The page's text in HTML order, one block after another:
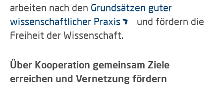
arbeiten nach den Grundsätzen guter
wissenschaftlicher Praxis
und fördern die
Freiheit der Wissenschaft.
Über Kooperation gemeinsam Ziele
erreichen und Vernetzung fördern